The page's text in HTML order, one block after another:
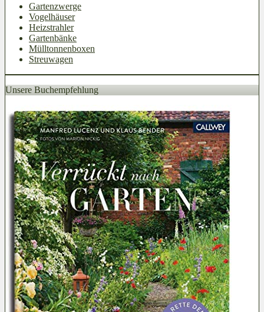
Gartenzwerge
Vogelhäuser
Heizstrahler
Gartenbänke
Mülltonnenboxen
Streuwagen
Unsere Buchempfehlung